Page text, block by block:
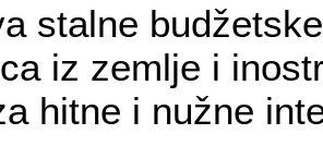
stalne
iz zemlje i
hitne i nužne